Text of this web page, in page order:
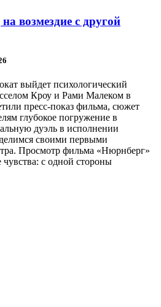
возмездие с другой
выйдет психологический
Кроу и Рами Малеком в
пресс-показ фильма, сюжет
глубокое погружение в
дуэль в исполнении
своими первыми
Просмотр фильма «Нюрнберг»
с одной стороны